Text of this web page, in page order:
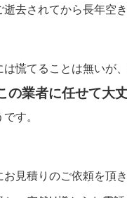
逝去されてから長年空
慌てることは無いが
の業者に任せて大
す。
お見積りのご依頼を頂